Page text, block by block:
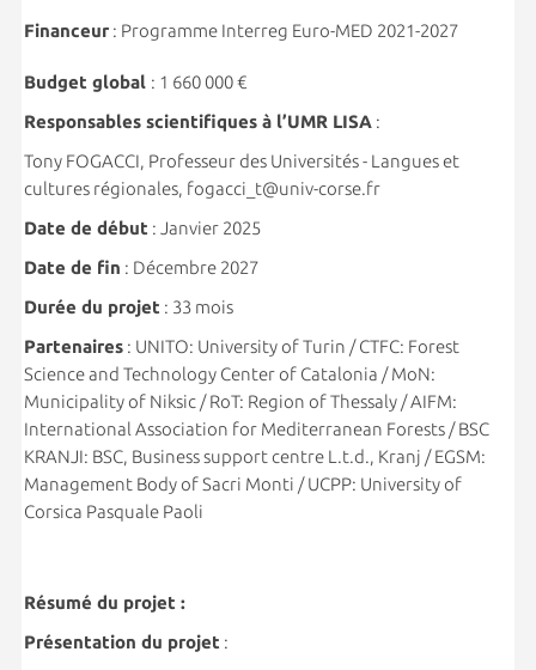
Financeur: Programme Interreg Euro-MED 2021-2027
Budget global : 1 660 000 €
Responsables scientifiques à l’UMR LISA:
Tony FOGACCI, Professeur des Universités - Langues et
cultures régionales, fogacci_t@univ-corse.fr
Date de début : Janvier 2025
Date de fin : Décembre 2027
Durée du projet : 33 mois
Partenaires: UNITO: University of Turin / CTFC: Forest
Science and Technology Center of Catalonia / MoN:
Municipality of Niksic / RoT: Region of Thessaly / AIFM:
International Association for Mediterranean Forests / BSC
KRANJI: BSC, Business support centre L.t.d., Kranj / EGSM:
Management Body of Sacri Monti / UCPP: University of
Corsica Pasquale Paoli
Résumé du projet :
Présentation du projet :